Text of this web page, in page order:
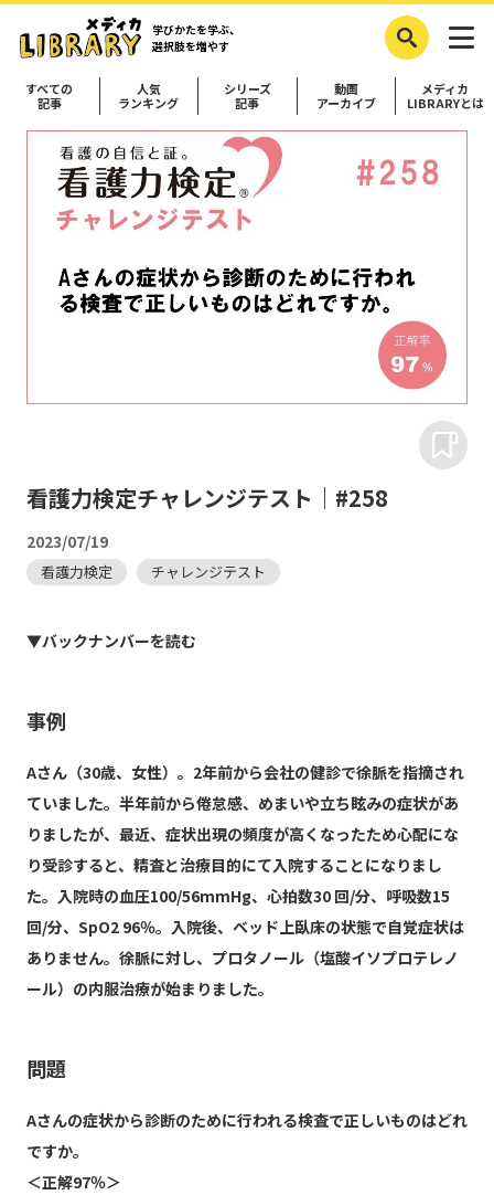
学びかたを学ぶ、
選択肢を増やす
すべての
記事
人気
ランキング
シリーズ
記事
動画
アーカイブ
メディカ
LIBRARYとは
看護力検定チャレンジテスト｜#258
2023/07/19
看護力検定 チャレンジテスト
▼バックナンバーを読む
事例
Aさん（30歳、女性）。2年前から会社の健診で徐脈を指摘され
ていました。半年前から倦怠感、めまいや立ち眩みの症状があ
りましたが、最近、症状出現の頻度が高くなったため心配にな
り受診すると、精査と治療目的にて入院することになりまし
た。入院時の血圧100/56mmHg、心拍数30 回/分、呼吸数15
回/分、SpO2 96％。入院後、ベッド上臥床の状態で自覚症状は
ありません。徐脈に対し、プロタノール（塩酸イソプロテレノ
ール）の内服治療が始まりました。
問題
Aさんの症状から診断のために行われる検査で正しいものはどれ
ですか。
＜正解97％＞